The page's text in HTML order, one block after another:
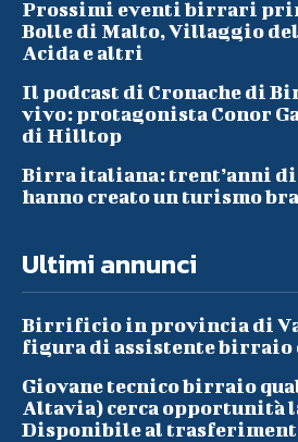
Prossimi eventi birrari
Bolle di Malto, Villaggio
Acida e altri
Il podcast di Cronache di
vivo: protagonista Conor
di Hilltop
Birra italiana: trent’anni
hanno creato un turismo
Ultimi annunci
Birrificio in provincia di
figura di assistente birraio
Giovane tecnico birraio
Altavia) cerca opportunità
Disponibile al